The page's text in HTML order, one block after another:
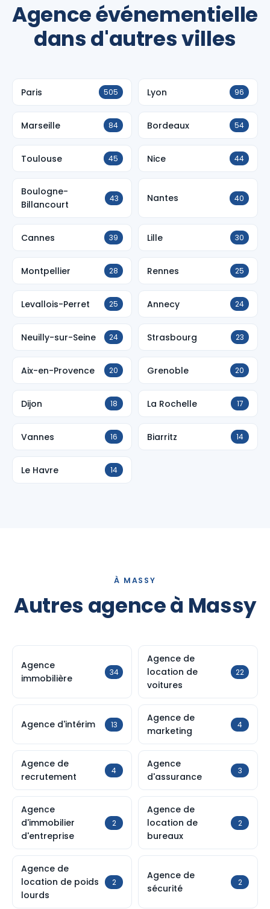
Agence événementielle
dans d'autres villes
Paris 505 Lyon 96
Marseille 84 Bordeaux 54
Toulouse 45 Nice 44
Boulogne-
Billancourt
43 Nantes 40
Cannes 39 Lille 30
Montpellier 28 Rennes 25
Levallois-Perret 25 Annecy 24
Neuilly-sur-Seine 24 Strasbourg 23
Aix-en-Provence 20 Grenoble 20
Dijon 18 La Rochelle 17
Vannes 16 Biarritz 14
Le Havre 14
À MASSY
Autres agence à Massy
Agence
immobilière
34
Agence de
location de
voitures
22
Agence d'intérim 13
Agence de
marketing
4
Agence de
recrutement
4
Agence
d'assurance
3
Agence
d'immobilier
d'entreprise
2
Agence de
location de
bureaux
2
Agence de
location de poids
lourds
2
Agence de
sécurité
2